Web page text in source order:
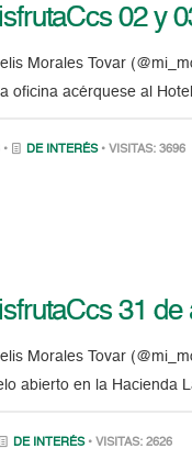
02 y
Morales Tovar
oficina acérquese al
DE INTERÉS • VISITAS: 3696
31
Morales Tovar
abierto en la Hacienda
DE INTERÉS • VISITAS: 2626